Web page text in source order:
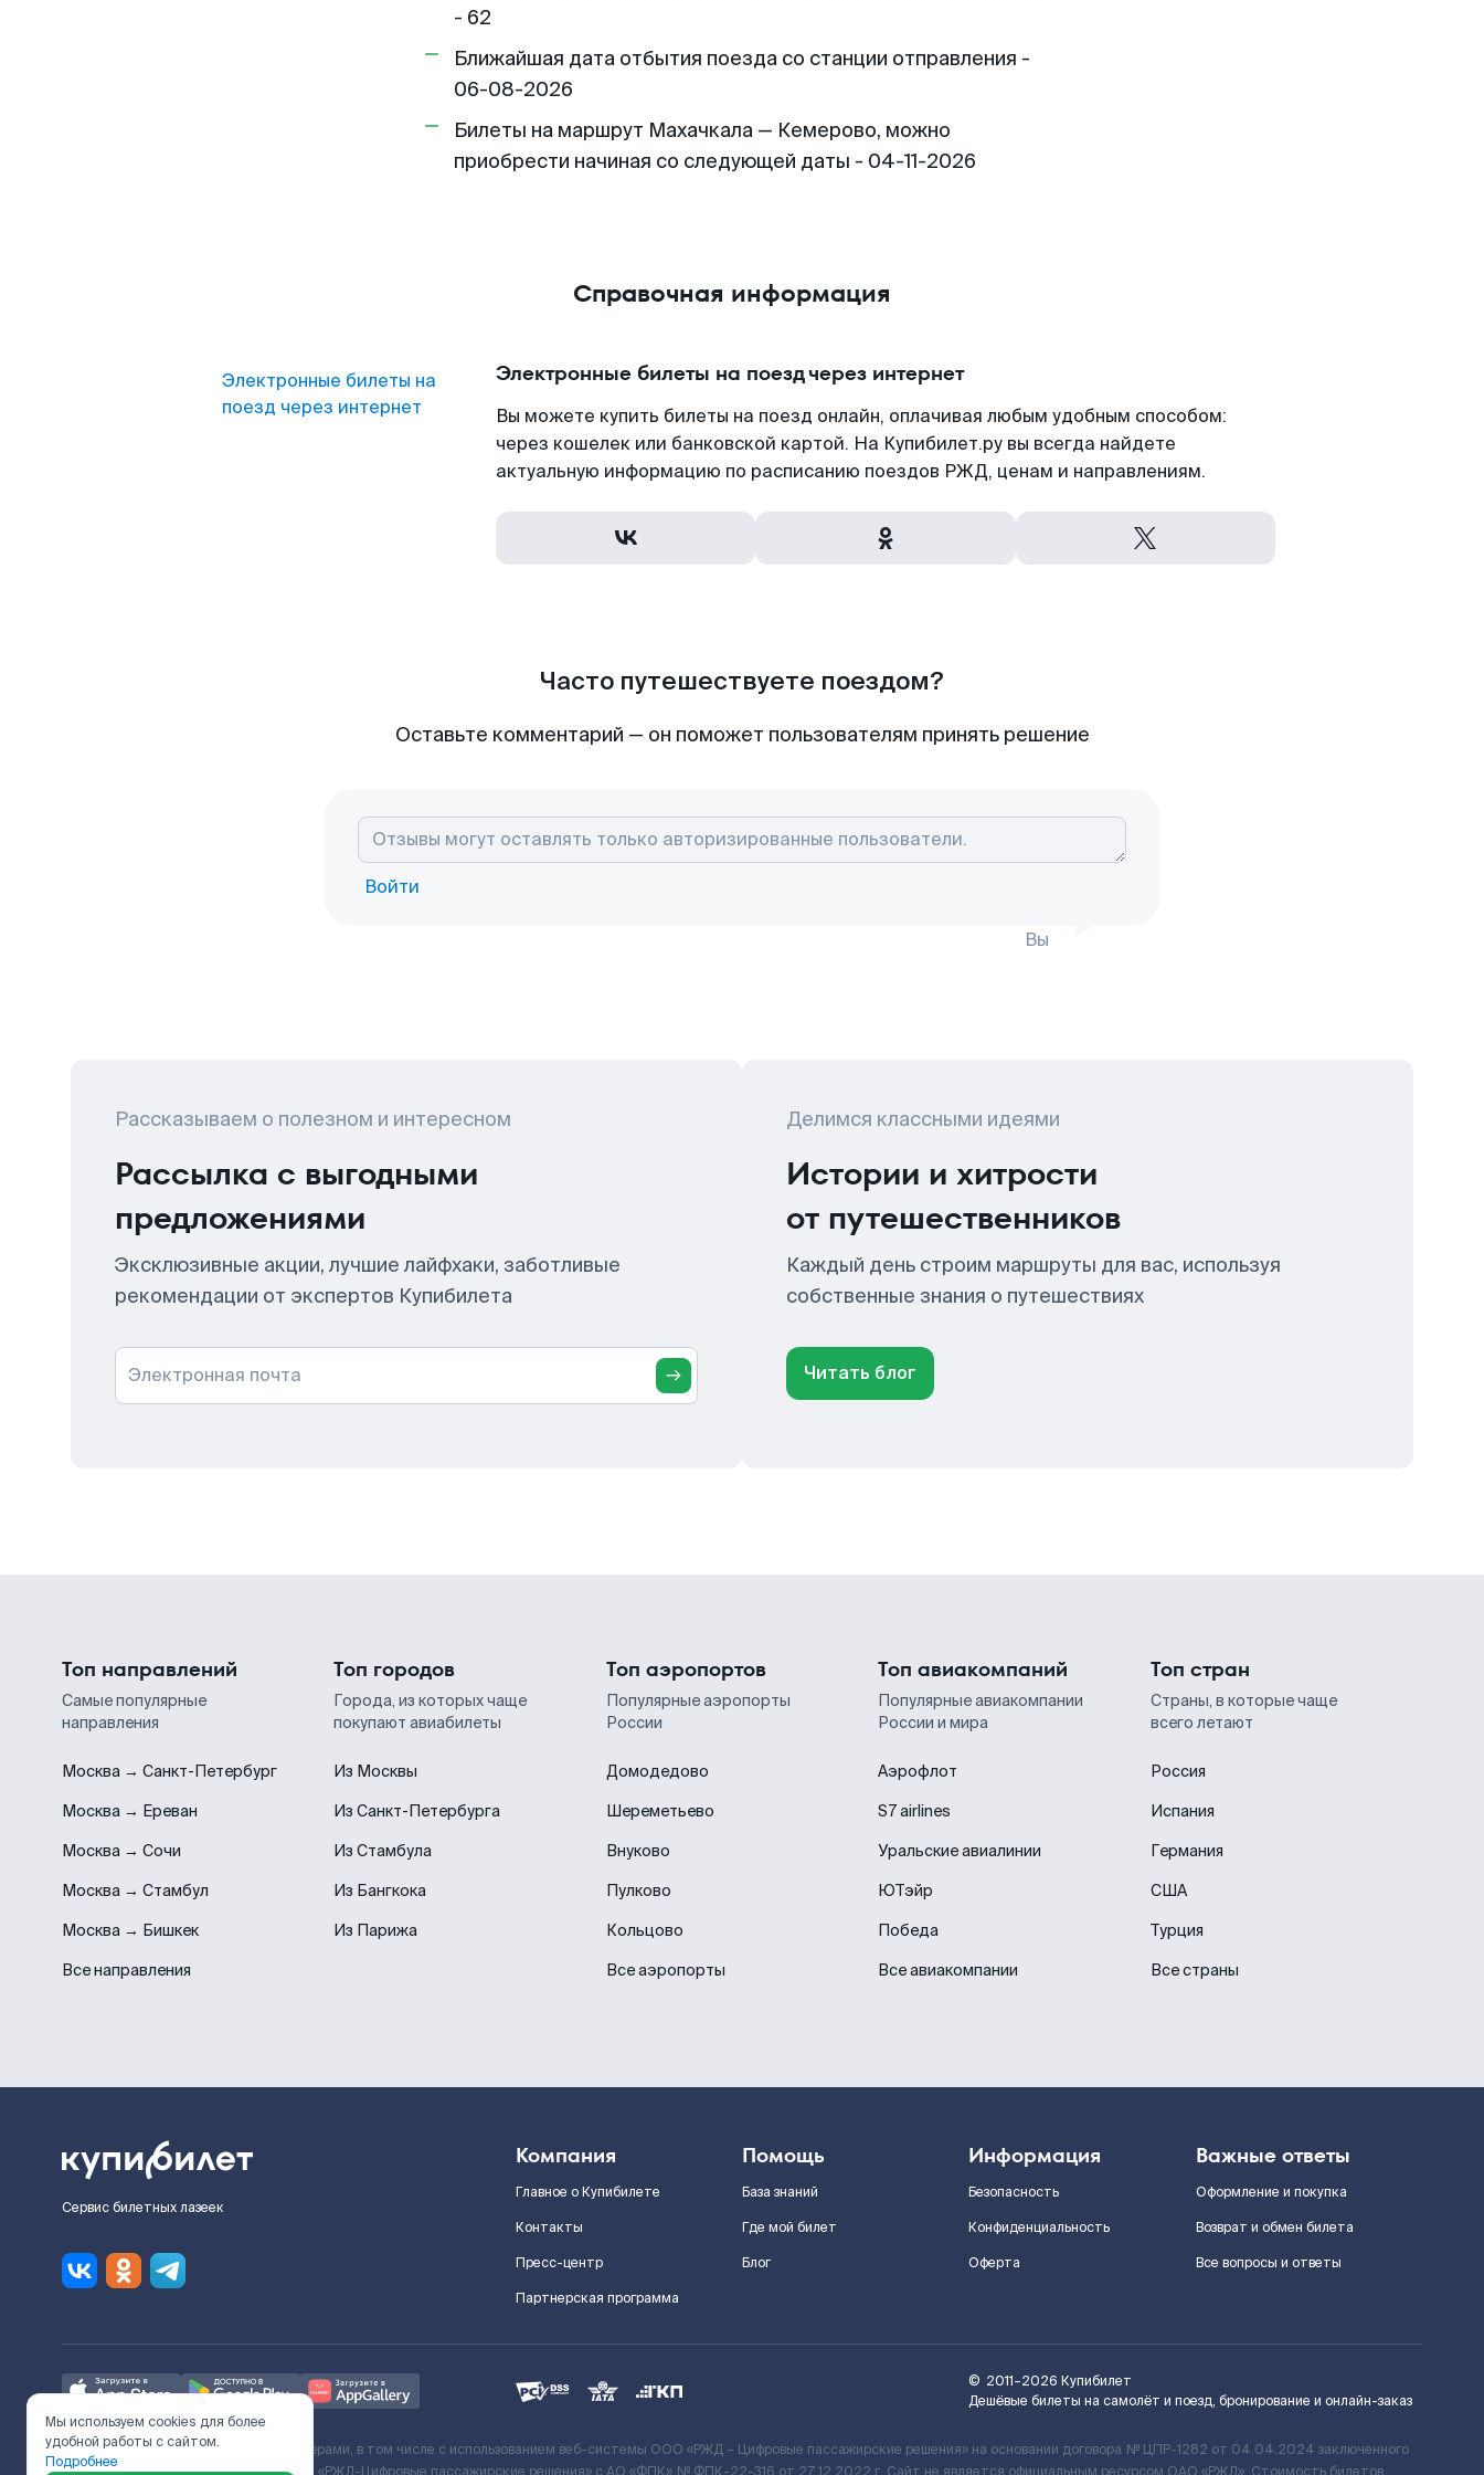
- 62
Ближайшая дата отбытия поезда со станции отправления -
06-08-2026
Билеты на маршрут Махачкала — Кемерово, можно
приобрести начиная со следующей даты - 04-11-2026
Справочная информация
Электронные билеты на
поезд через интернет
Электронные билеты на поезд через интернет
Вы можете купить билеты на поезд онлайн, оплачивая любым удобным способом:
через кошелек или банковской картой. На Купибилет.ру вы всегда найдете
актуальную информацию по расписанию поездов РЖД, ценам и направлениям.
Часто путешествуете поездом?
Оставьте комментарий — он поможет пользователям принять решение
Войти
Вы
Рассказываем о полезном и интересном
Рассылка с выгодными
предложениями
Эксклюзивные акции, лучшие лайфхаки, заботливые
рекомендации от экспертов Купибилета
Электронная почта
Делимся классными идеями
Истории и хитрости
от путешественников
Каждый день строим маршруты для вас, используя
собственные знания о путешествиях
Читать блог
Топ направлений
Самые популярные
направления
Москва → Санкт-Петербург
Москва → Ереван
Москва → Сочи
Москва → Стамбул
Москва → Бишкек
Все направления
Топ городов
Города, из которых чаще
покупают авиабилеты
Из Москвы
Из Санкт-Петербурга
Из Стамбула
Из Бангкока
Из Парижа
Топ аэропортов
Популярные аэропорты
России
Домодедово
Шереметьево
Внуково
Пулково
Кольцово
Все аэропорты
Топ авиакомпаний
Популярные авиакомпании
России и мира
Аэрофлот
S7 airlines
Уральские авиалинии
ЮТэйр
Победа
Все авиакомпании
Топ стран
Страны, в которые чаще
всего летают
Россия
Испания
Германия
США
Турция
Все страны
Сервис билетных лазеек
Компания
Главное о Купибилете
Контакты
Пресс-центр
Партнерская программа
Помощь
База знаний
Где мой билет
Блог
Информация
Безопасность
Конфиденциальность
Оферта
Важные ответы
Оформление и покупка
Возврат и обмен билета
Все вопросы и ответы
© 2011–2026 Купибилет
Дешёвые билеты на самолёт и поезд, бронирование и онлайн-заказ
Ж/Д билеты предоставляются партнёрами, в том числе с использованием веб-системы ООО «РЖД – Цифровые пассажирские решения» на основании договора № ЦПР-1282 от 04.04.2024 заключенного
Мы используем cookies для более
удобной работы с сайтом.
Подробнее